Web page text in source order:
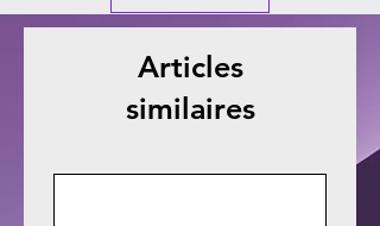
Articles
similaires